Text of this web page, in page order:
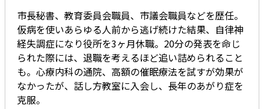
市長秘書、教育委員会職員、市議会職員などを歴任。
仮病を使いあらゆる人前から逃げ続けた結果、自律神
経失調症になり役所を3ヶ月休職。20分の発表を命じ
られた際には、退職を考えるほど追い詰められること
も。心療内科の通院、高額の催眠療法を試すが効果が
なかったが、話し方教室に入会し、長年のあがり症を
克服。